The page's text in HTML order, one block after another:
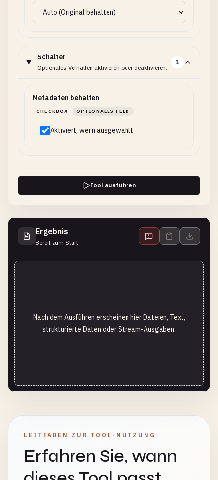
Schalter
Optionales Verhalten aktivieren oder deaktivieren.
1
Metadaten behalten
CHECKBOX OPTIONALES FELD
Aktiviert, wenn ausgewählt
Tool ausführen
Ergebnis
Bereit zum Start
Nach dem Ausführen erscheinen hier Dateien, Text,
strukturierte Daten oder Stream-Ausgaben.
LEITFADEN ZUR TOOL-NUTZUNG
Erfahren Sie, wann